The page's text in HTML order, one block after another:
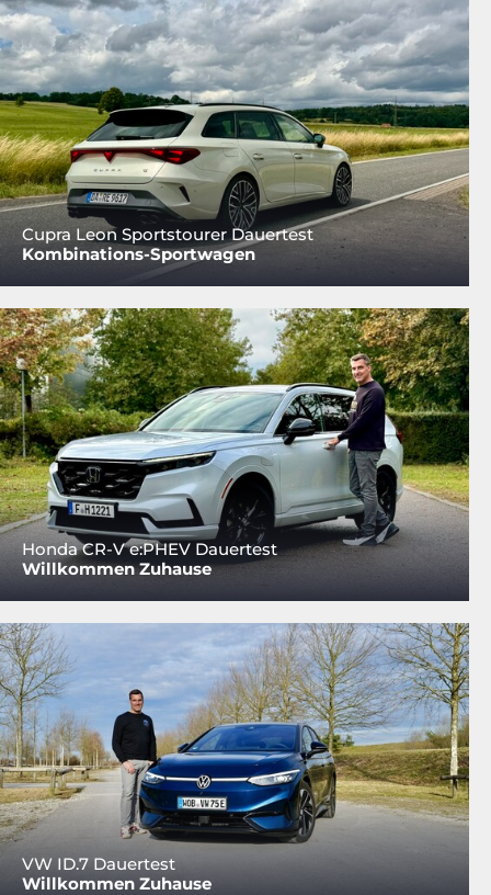
Cupra Leon Sportstourer Dauertest
Kombinations-Sportwagen
Honda CR-V e:PHEV Dauertest
Willkommen Zuhause
VW ID.7 Dauertest
Willkommen Zuhause